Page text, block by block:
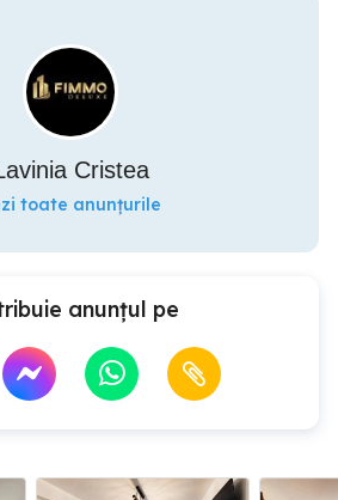
Cristea
toate anunțurile
anunțul pe